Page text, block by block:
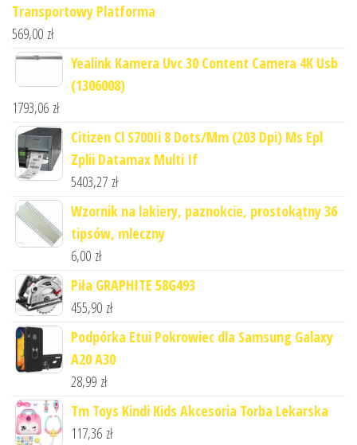
Transportowy Platforma
569,00 zł
Yealink Kamera Uvc 30 Content Camera 4K Usb
(1306008)
1793,06 zł
Citizen Cl S700Ii 8 Dots/Mm (203 Dpi) Ms Epl
Zplii Datamax Multi If
5403,27 zł
Wzornik na lakiery, paznokcie, prostokątny 36
tipsów, mleczny
6,00 zł
Piła GRAPHITE 58G493
455,90 zł
Podpórka Etui Pokrowiec dla Samsung Galaxy
A20 A30
28,99 zł
Tm Toys Kindi Kids Akcesoria Torba Lekarska
117,36 zł